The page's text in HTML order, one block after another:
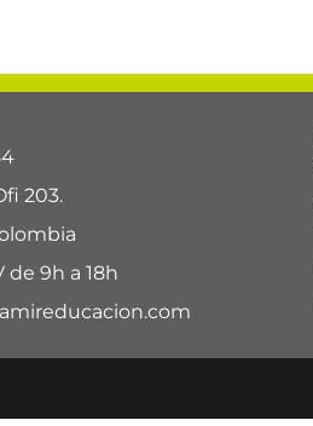
203.
de 9h a 18h